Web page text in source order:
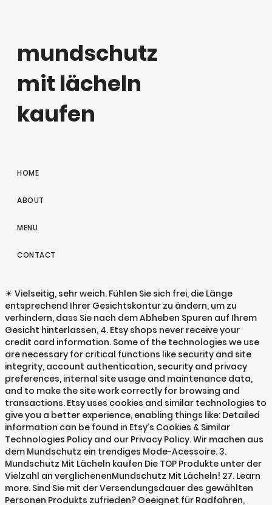
mundschutz
mit lächeln
kaufen
HOME
ABOUT
MENU
CONTACT
☀ Vielseitig, sehr weich. Fühlen Sie sich frei, die Länge
entsprechend Ihrer Gesichtskontur zu ändern, um zu
verhindern, dass Sie nach dem Abheben Spuren auf Ihrem
Gesicht hinterlassen, 4. Etsy shops never receive your
credit card information. Some of the technologies we use
are necessary for critical functions like security and site
integrity, account authentication, security and privacy
preferences, internal site usage and maintenance data,
and to make the site work correctly for browsing and
transactions. Etsy uses cookies and similar technologies to
give you a better experience, enabling things like: Detailed
information can be found in Etsy’s Cookies & Similar
Technologies Policy and our Privacy Policy. Wir machen aus
dem Mundschutz ein trendiges Mode-Acessoire. 3.
Mundschutz Mit Lächeln kaufen Die TOP Produkte unter der
Vielzahl an verglichenenMundschutz Mit Lächeln! 27. Learn
more. Sind Sie mit der Versendungsdauer des gewählten
Personen Produkts zufrieden? Geeignet für Radfahren,